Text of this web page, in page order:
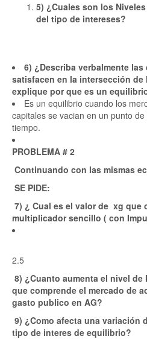
5) ¿Cuales son los
del tipo de intereses?
6) ¿Describa verbalmente
satisfacen en la intersección de
explique por que es un
Es un equilibrio cuando los
capitales se vacian en un punto
tiempo.
PROBLEMA # 2
Continuando con las mismas
SE PIDE:
7) ¿ Cual es el valor de xg que
multiplicador sencillo ( con
2.5
8) ¿Cuanto aumenta el nivel de
que comprende el mercado de
gasto publico en AG?
9) ¿Como afecta una variación
tipo de interes de equilibrio?